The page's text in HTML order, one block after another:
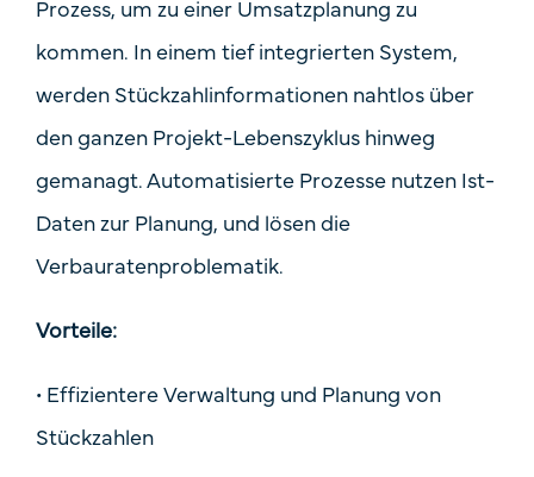
Prozess, um zu einer Umsatzplanung zu
kommen. In einem tief integrierten System,
werden Stückzahlinformationen nahtlos über
den ganzen Projekt-Lebenszyklus hinweg
gemanagt. Automatisierte Prozesse nutzen Ist-
Daten zur Planung, und lösen die
Verbauratenproblematik.
Vorteile:
• Effizientere Verwaltung und Planung von
Stückzahlen